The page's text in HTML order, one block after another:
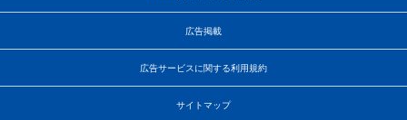
広告掲載
広告サービスに関する利用規約
サイトマップ